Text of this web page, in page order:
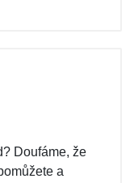
Doufáme, že
a